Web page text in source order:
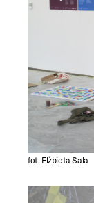
fot. Elżbieta Sala